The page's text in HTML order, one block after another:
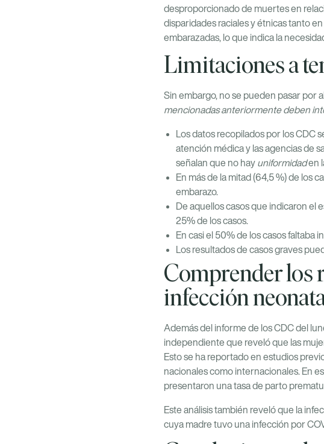
desproporcionado de muertes en
disparidades raciales y étnicas tanto
embarazadas, lo que indica la
Limitaciones a
Sin embargo, no se pueden pasar por
mencionadas anteriormente deben
Los datos recopilados por los CDC
atención médica y las agencias de
señalan que no hay uniformidaden
En más de la mitad (64,5 %) de los
embarazo.
De aquellos casos que indicaron el
25% de los casos.
En casi el 50% de los casos faltaba
Los resultados de casos graves
Comprender los
infección
Además del informe de los CDC del
independiente que reveló que las
Esto se ha reportado en estudios
nacionales como internacionales. En
presentaron una tasa de parto
Este análisis también reveló que la
cuya madre tuvo una infección por